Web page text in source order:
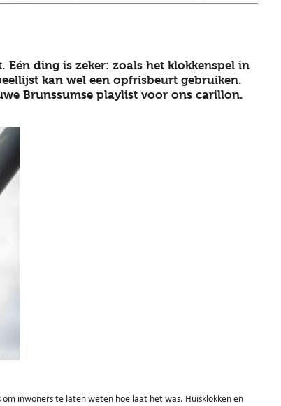
ding is zeker: zoals het klokkenspel in
kan wel een opfrisbeurt gebruiken.
Brunssumse playlist voor ons carillon.
inwoners te laten weten hoe laat het was. Huisklokken en